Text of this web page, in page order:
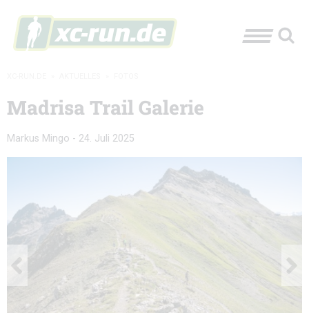
Madrisa Trail Galerie
Markus Mingo - 24. Juli 2025